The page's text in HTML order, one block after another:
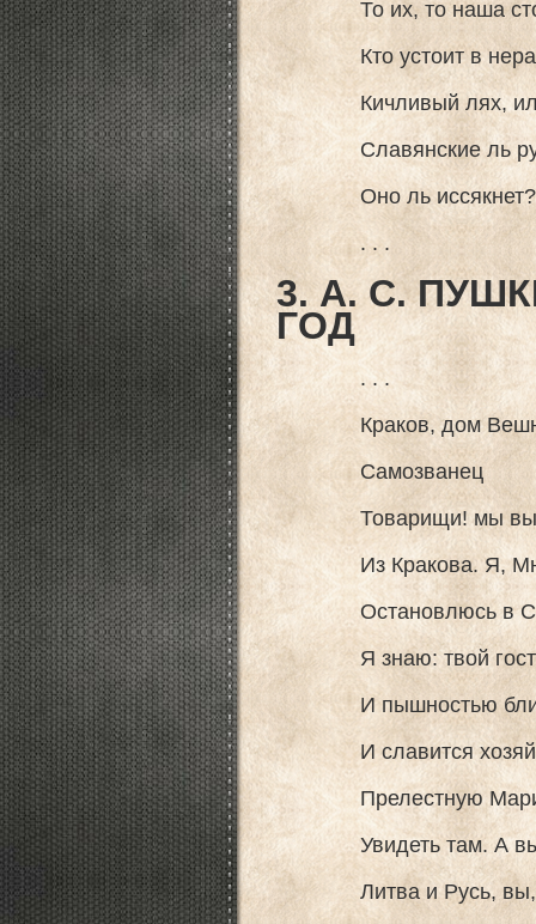
То их, то наша
Кто устоит в
Кичливый лях, иль
Славянские ль
Оно ль иссякнет?
. . .
3. А. С.
ГОД
. . .
Краков, дом
Самозванец
Товарищи! мы
Из Кракова. Я,
Остановлюсь в
Я знаю: твой
И пышностью
И славится
Прелестную
Увидеть там. А вы,
Литва и Русь, вы,